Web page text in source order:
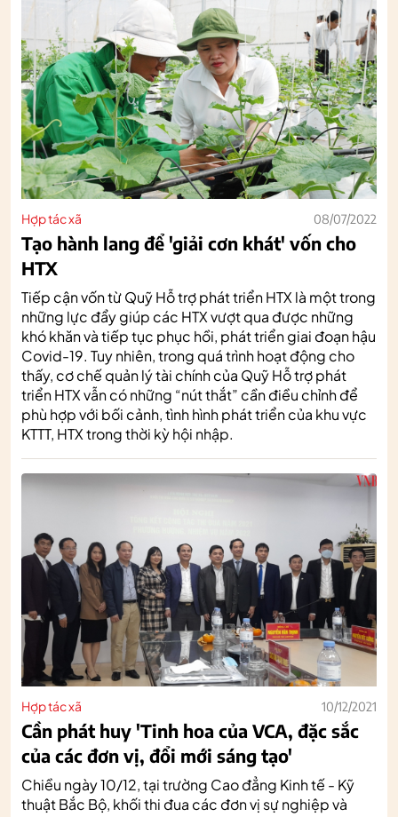
Hợp tác xã 08/07/2022
Tạo hành lang để 'giải cơn khát' vốn cho
HTX
Tiếp cận vốn từ Quỹ Hỗ trợ phát triển HTX là một trong
những lực đẩy giúp các HTX vượt qua được những
khó khăn và tiếp tục phục hồi, phát triển giai đoạn hậu
Covid-19. Tuy nhiên, trong quá trình hoạt động cho
thấy, cơ chế quản lý tài chính của Quỹ Hỗ trợ phát
triển HTX vẫn có những “nút thắt” cần điều chỉnh để
phù hợp với bối cảnh, tình hình phát triển của khu vực
KTTT, HTX trong thời kỳ hội nhập.
Hợp tác xã 10/12/2021
Cần phát huy 'Tinh hoa của VCA, đặc sắc
của các đơn vị, đổi mới sáng tạo'
Chiều ngày 10/12, tại trường Cao đẳng Kinh tế - Kỹ
thuật Bắc Bộ, khối thi đua các đơn vị sự nghiệp và